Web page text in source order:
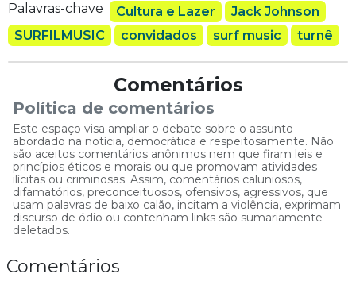
Palavras-chave Cultura e Lazer
Jack Johnson
SURFILMUSIC
convidados surf music turnê
Comentários
Política de comentários
Este espaço visa ampliar o debate sobre o assunto
abordado na notícia, democrática e respeitosamente. Não
são aceitos comentários anônimos nem que firam leis e
princípios éticos e morais ou que promovam atividades
ilícitas ou criminosas. Assim, comentários caluniosos,
difamatórios, preconceituosos, ofensivos, agressivos, que
usam palavras de baixo calão, incitam a violência, exprimam
discurso de ódio ou contenham links são sumariamente
deletados.
Comentários